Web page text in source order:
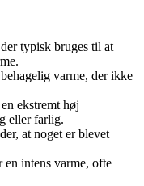
typisk bruges til at
varme, der ikke
ekstremt høj
eller farlig.
at noget er blevet
en intens varme, ofte